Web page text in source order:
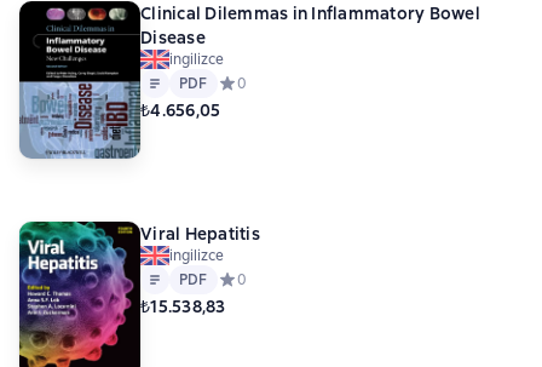
Clinical Dilemmas in Inflammatory Bowel
Disease
ingilizce
Metin
PDF
PDF Средний рейтинг 0 на основе 0 оценок
0
₺4.656,05
Viral Hepatitis
ingilizce
Metin
PDF
PDF Средний рейтинг 0 на основе 0 оценок
0
₺15.538,83